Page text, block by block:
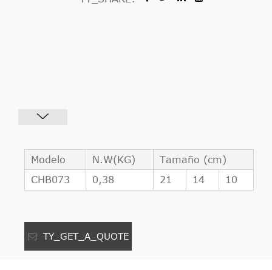
Modelo N.W(KG)
Tamaño (cm)
CHB073
0,38 21 14 10
TY_GET_A_QUOTE